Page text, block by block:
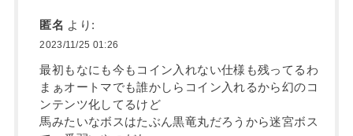
匿名 より:
2023/11/25 01:26
最初もなにも今もコイン入れない仕様も残ってるわ
まぁオートマでも誰かしらコイン入れるから幻のコ
ンテンツ化してるけど
馬みたいなボスはたぶん黒竜丸だろうから迷宮ボス